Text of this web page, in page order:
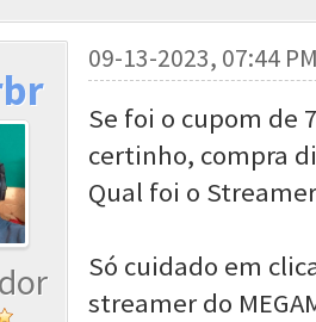
09-13-2023, 07:44
Se foi o cupom de
certinho, compra
Qual foi o
Só cuidado em
streamer do